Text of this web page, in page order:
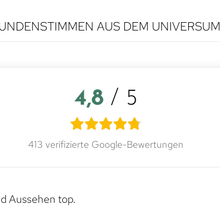
AUS DEM UNIVERSUM
4,8 / 5
413 verifizierte Google-Bewertungen
Aussehen top.